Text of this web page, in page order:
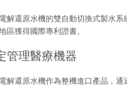
解還原水機的雙自動切換式製水
區獲得國際專利證書。
管理醫療機器
解還原水機作為整機進口產品，